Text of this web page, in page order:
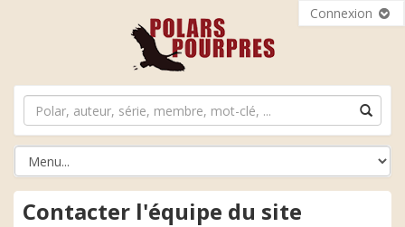
Connexion
Contacter l'équipe du site